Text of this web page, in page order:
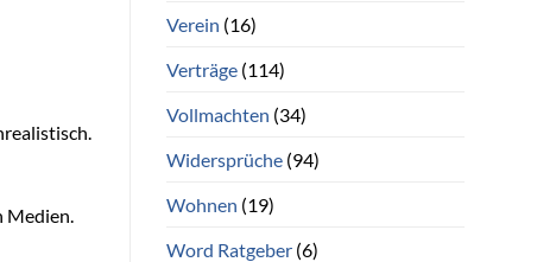
Medien.
Verein (16)
Verträge(114)
Vollmachten (34)
Widersprüche(94)
Wohnen (19)
Word Ratgeber(6)